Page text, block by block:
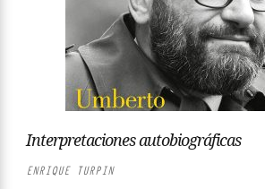
Interpretaciones autobiográficas
ENRIQUE TURPIN